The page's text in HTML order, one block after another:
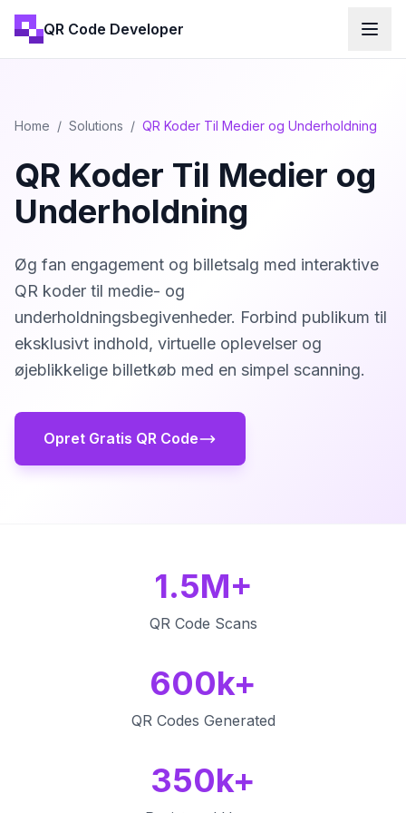
QR Code Developer
Home / Solutions / QR Koder Til Medier og Underholdning
QR Koder Til Medier og
Underholdning
Øg fan engagement og billetsalg med interaktive
QR koder til medie- og
underholdningsbegivenheder. Forbind publikum til
eksklusivt indhold, virtuelle oplevelser og
øjeblikkelige billetkøb med en simpel scanning.
Opret Gratis QR Code
1.5M+
QR Code Scans
600k+
QR Codes Generated
350k+